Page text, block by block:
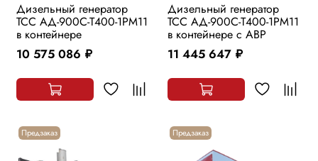
Дизельный генератор
ТСС АД-900С-Т400-1РМ11
в контейнере
10 575 086 руб.
Дизельный генератор
ТСС АД-900С-Т400-1РМ11
в контейнере с АВР
11 445 647 руб.
Предзаказ Предзаказ